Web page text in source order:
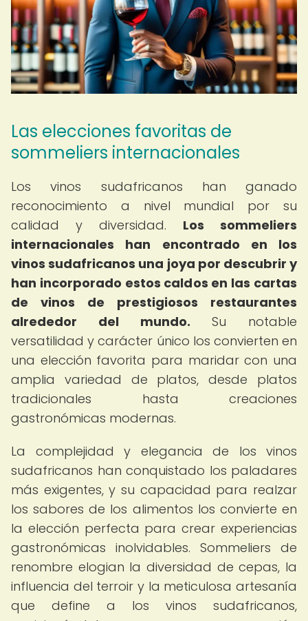
Las elecciones favoritas de
sommeliers internacionales
Los vinos sudafricanos han ganado
reconocimiento a nivel mundial por su
calidad y diversidad. Los sommeliers
internacionales han encontrado en los
vinos sudafricanos una joya por descubrir y
han incorporado estos caldos en las cartas
de vinos de prestigiosos restaurantes
alrededor del mundo. Su notable
versatilidad y carácter único los convierten en
una elección favorita para maridar con una
amplia variedad de platos, desde platos
tradicionales hasta creaciones
gastronómicas modernas.
La complejidad y elegancia de los vinos
sudafricanos han conquistado los paladares
más exigentes, y su capacidad para realzar
los sabores de los alimentos los convierte en
la elección perfecta para crear experiencias
gastronómicas inolvidables. Sommeliers de
renombre elogian la diversidad de cepas, la
influencia del terroir y la meticulosa artesanía
que define a los vinos sudafricanos,